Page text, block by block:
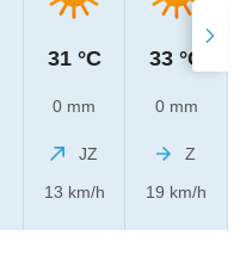
31 °C
0 mm
JZ
13 km/h
33 °C
0 mm
Z
19 km/h